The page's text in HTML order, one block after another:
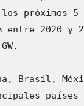
próximos 5
entre 2020 y
Brasil,
países